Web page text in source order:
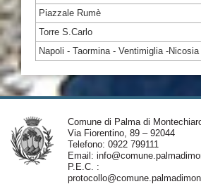
Piazzale Rumè
Torre S.Carlo
Napoli - Taormina - Ventimiglia -Nicosia
Comune di Palma di
Via Fiorentino, 89 – 92044
Telefono: 0922 799111
Email:
P.E.C. :